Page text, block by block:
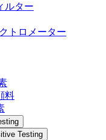
ルター
トロメーター
料
Testing